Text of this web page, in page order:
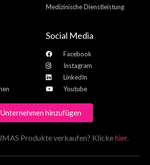
Medizinische Dienstleistung
Social Media
Facebook
Instagram
LinkedIn
Youtube
Unternehmen hinzufügen
Produkte verkaufen? Klickehier.